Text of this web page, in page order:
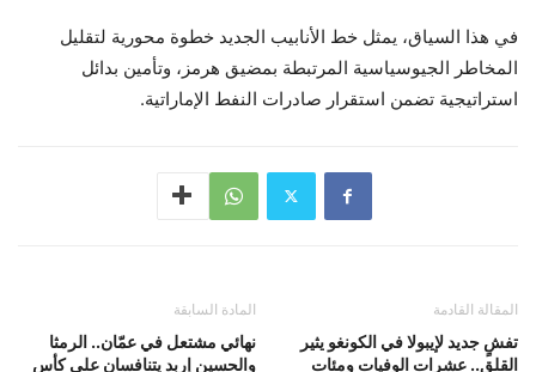
في هذا السياق، يمثل خط الأنابيب الجديد خطوة محورية لتقليل
المخاطر الجيوسياسية المرتبطة بمضيق هرمز، وتأمين بدائل
استراتيجية تضمن استقرار صادرات النفط الإماراتية.
المادة السابقة
نهائي مشتعل في عمّان.. الرمثا
والحسين إربد يتنافسان على كأس
المقالة القادمة
تفشٍ جديد لإيبولا في الكونغو يثير
القلق.. عشرات الوفيات ومئات